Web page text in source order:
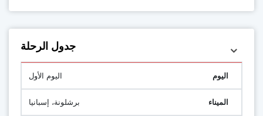
جدول الرحلة
اليوم الأول
برشلونة، إسبانيا